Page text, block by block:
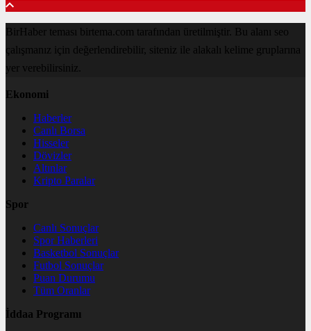
BirHaber teması birtema.com tarafından üretilmiştir. Bu alanı seo
çalışmanız için değerlendirebilir, siteniz ile alakalı kelime gruplarına
yer verebilirsiniz.
Ekonomi
Haberler
Canlı Borsa
Hisseler
Dövizler
Altınlar
Kripto Paralar
Spor
Canlı Sonuçlar
Spor Haberleri
Basketbol Sonuçlar
Futbol Sonuçlar
Puan Durumu
Tüm Oranlar
İddaa Programı